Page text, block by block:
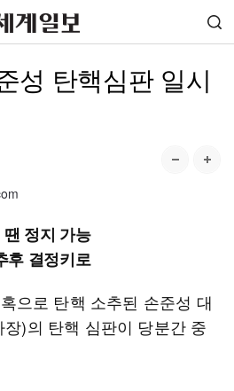
성 탄핵심판 일시
정지 가능
후 결정키로
으로 탄핵 소추된 손준성 대
)의 탄핵 심판이 당분간 중